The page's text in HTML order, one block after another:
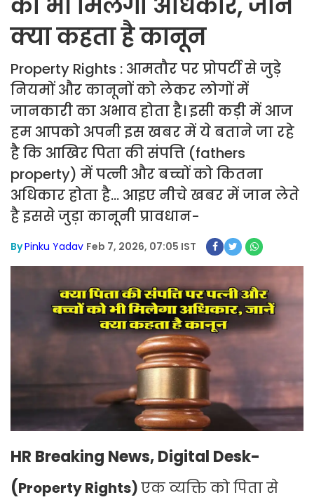
क्या कहता है कानून
Property Rights : आमतौर पर प्रोपर्टी से जुड़े
नियमों और कानूनों को लेकर लोगों में
जानकारी का अभाव होता है। इसी कड़ी में आज
हम आपको अपनी इस खबर में ये बताने जा रहे
है कि आखिर पिता की संपत्ति (fathers
property) में पत्नी और बच्चों को कितना
अधिकार होता है... आइए नीचे खबर में जान लेते
है इससे जुड़ा कानूनी प्रावधान-
ByPinku Yadav Feb 7, 2026, 07:05 IST
HR Breaking News, Digital Desk-
(Property Rights)एक व्यक्ति को पिता से